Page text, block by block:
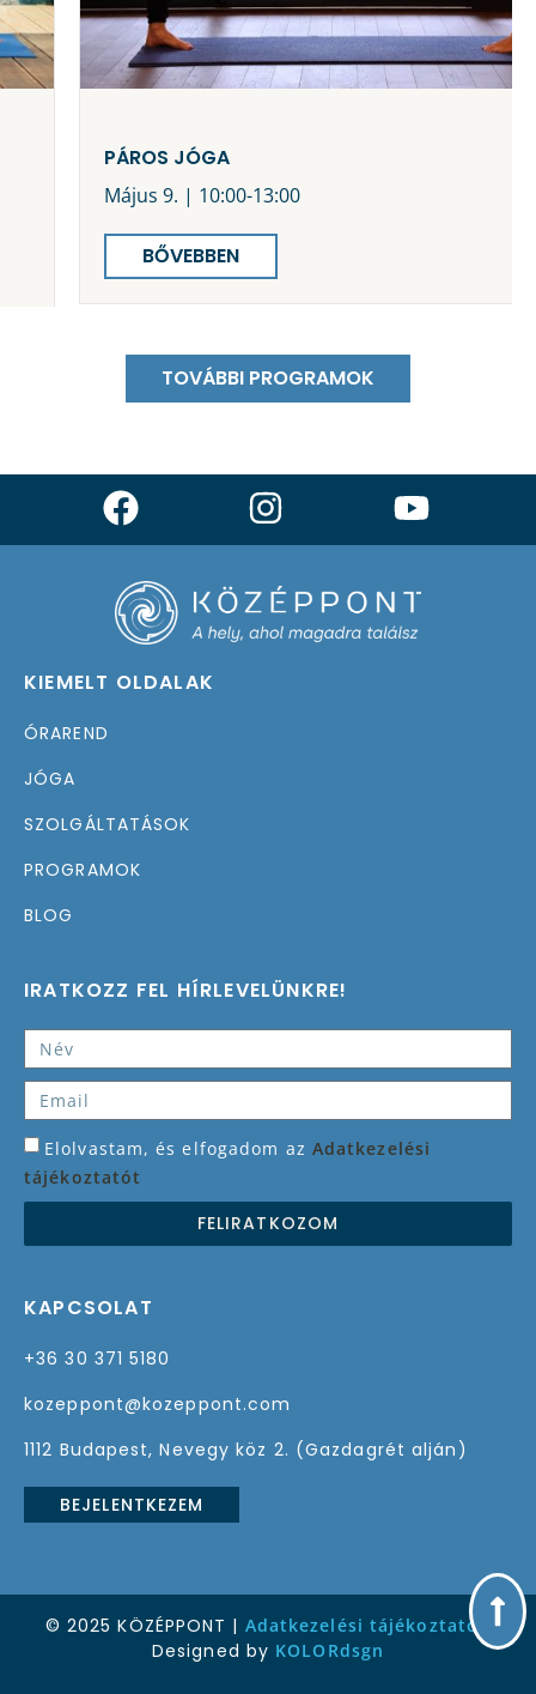
PÁROS JÓGA
Május 9. | 10:00-13:00
BŐVEBBEN
TOVÁBBI PROGRAMOK
KIEMELT OLDALAK
ÓRAREND
JÓGA
SZOLGÁLTATÁSOK
PROGRAMOK
BLOG
IRATKOZZ FEL HÍRLEVELÜNKRE!
Elolvastam, és elfogadom az Adatkezelési
tájékoztatót
FELIRATKOZOM
KAPCSOLAT
+36 30 371 5180
kozeppont@kozeppont.com
1112 Budapest, Nevegy köz 2. (Gazdagrét alján)
BEJELENTKEZEM
© 2025 KÖZÉPPONT | Adatkezelési tájékoztató
Designed by KOLORdsgn